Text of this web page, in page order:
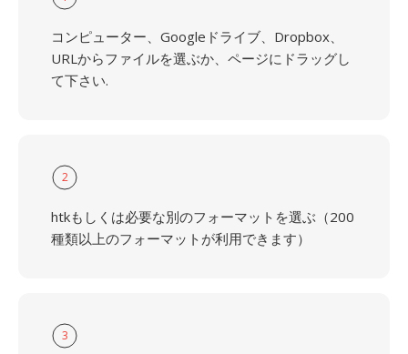
コンピューター、Googleドライブ、Dropbox、
URLからファイルを選ぶか、ページにドラッグし
て下さい.
2
htkもしくは必要な別のフォーマットを選ぶ（200
種類以上のフォーマットが利用できます）
3